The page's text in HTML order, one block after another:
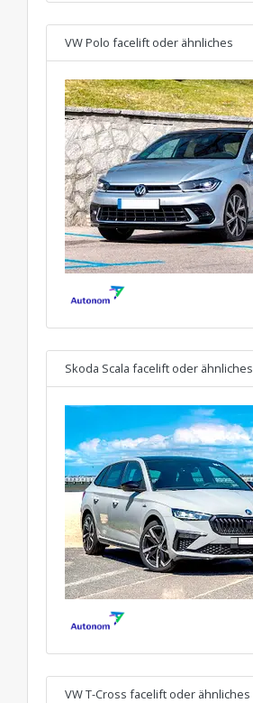
VW Polo facelift oder ähnliches
Skoda Scala facelift oder ähnliches
VW T-Cross facelift oder ähnliches